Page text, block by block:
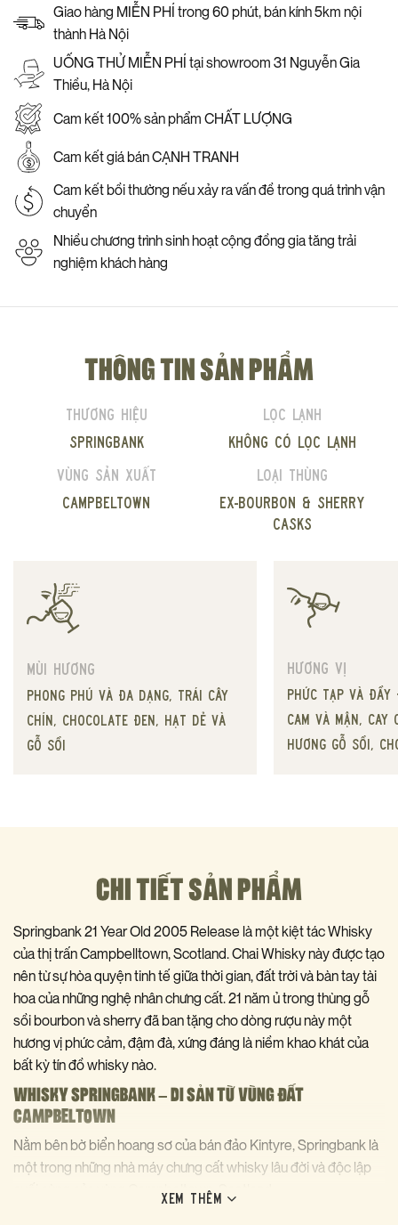
Giao hàng MIỄN PHÍ trong 60 phút, bán kính 5km nội
thành Hà Nội
UỐNG THỬ MIỄN PHÍ tại showroom 31 Nguyễn Gia
Thiều, Hà Nội
Cam kết 100% sản phẩm CHẤT LƯỢNG
Cam kết giá bán CẠNH TRANH
Cam kết bồi thường nếu xảy ra vấn đề trong quá trình vận
chuyển
Nhiều chương trình sinh hoạt cộng đồng gia tăng trải
nghiệm khách hàng
THÔNG TIN SẢN PHẨM
Thương hiệu
Springbank
Lọc lạnh
Không có lọc lạnh
Vùng sản xuất
Campbeltown
Loại thùng
Ex-bourbon & Sherry
casks
Mùi hương
phong phú và đa dạng, trái cây
chín, chocolate đen, hạt dẻ và
gỗ sồi
Hương vị
phức tạp và
cam và mận,
hương gỗ sồi,
CHI TIẾT SẢN PHẨM
Springbank 21 Year Old 2005 Release là một kiệt tác Whisky
của thị trấn Campbelltown, Scotland. Chai Whisky này được tạo
nên từ sự hòa quyện tinh tế giữa thời gian, đất trời và bàn tay tài
hoa của những nghệ nhân chưng cất. 21 năm ủ trong thùng gỗ
sồi bourbon và sherry đã ban tặng cho dòng rượu này một
hương vị phức cảm, đậm đà, xứng đáng là niềm khao khát của
bất kỳ tín đồ whisky nào.
WHISKY SPRINGBANK – DI SẢN TỪ VÙNG ĐẤT
CAMPBELTOWN
Nằm bên bờ biển hoang sơ của bán đảo Kintyre, Springbank là
một trong những nhà máy chưng cất whisky lâu đời và độc lập
cuối cùng của vùng Campbeltown, Scotland.
XEM THÊM